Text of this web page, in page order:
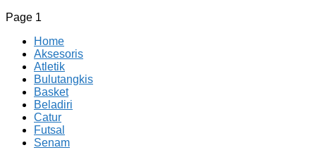
Page 1
Home
Aksesoris
Atletik
Bulutangkis
Basket
Beladiri
Catur
Futsal
Senam